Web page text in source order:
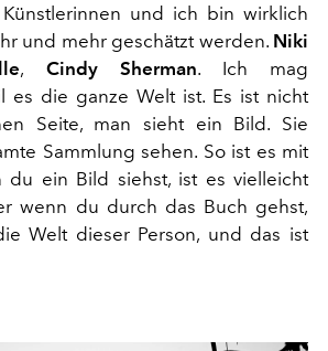
und ich bin wirklich
und mehr geschätzt werden. Niki
, Cindy Sherman. Ich mag
es die ganze Welt ist. Es ist nicht
Seite, man sieht ein Bild. Sie
Sammlung sehen. So ist es mit
du ein Bild siehst, ist es vielleicht
wenn du durch das Buch gehst,
Welt dieser Person, und das ist